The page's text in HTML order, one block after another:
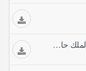
من الملك تفسير قوله تعالى قل اللهم مالك الملك حازم شومان